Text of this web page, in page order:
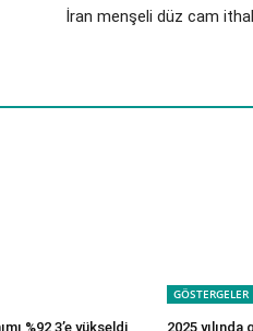
İran menşeli düz cam
%92,3’e yükseldi
GÖSTERGELER
2025